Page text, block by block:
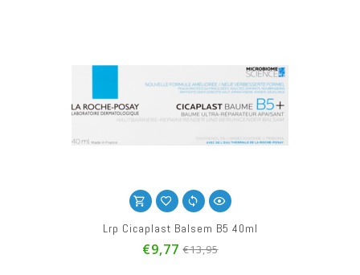
Lrp Cicaplast Balsem B5 40ml
€9,77 €13,95